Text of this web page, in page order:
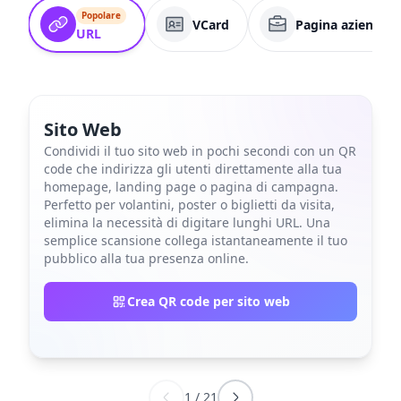
Popolare
URL
VCard Pagina aziendale
Sito Web
Condividi il tuo sito web in pochi secondi con un QR
code che indirizza gli utenti direttamente alla tua
homepage, landing page o pagina di campagna.
Perfetto per volantini, poster o biglietti da visita,
elimina la necessità di digitare lunghi URL. Una
semplice scansione collega istantaneamente il tuo
pubblico alla tua presenza online.
Crea QR code per sito web
1 / 21